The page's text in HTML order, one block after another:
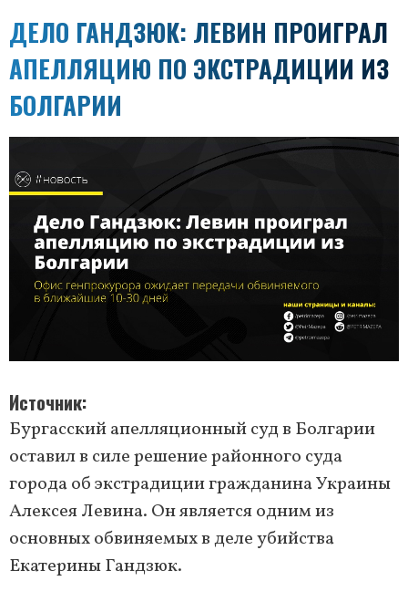
ДЕЛО ГАНДЗЮК: ЛЕВИН ПРОИГРАЛ
АПЕЛЛЯЦИЮ ПО ЭКСТРАДИЦИИ ИЗ
БОЛГАРИИ
Источник
Бургасский апелляционный суд в Болгарии
оставил в силе решение районного суда
города об экстрадиции гражданина Украины
Алексея Левина. Он является одним из
основных обвиняемых в деле убийства
Екатерины Гандзюк.